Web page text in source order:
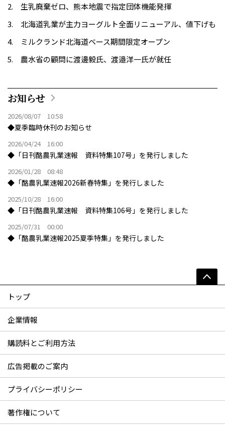
生乳廃棄ゼロ、熊本地震で指定団体機能発揮
北海道乳業が主力ヨーグルト全面リニューアル、値下げも
ミルクランド北海道ベース期間限定オープン
農水省の顧問に渡邊毅氏、渡邉洋一氏が就任
お知らせ
2026/08/07 10:58
◆夏季臨時休刊のお知らせ
2026/04/24 16:00
◆「日刊酪農乳業速報 資料特集107号」を発行しました
2026/01/28 08:48
◆「酪農乳業速報2026新春特集」を発行しました
2025/10/28 16:00
◆「日刊酪農乳業速報 資料特集106号」を発行しました
2025/07/31 00:00
◆「酪農乳業速報2025夏季特集」を発行しました
トップ
企業情報
購読料とご利用方法
広告掲載のご案内
プライバシーポリシー
著作権について